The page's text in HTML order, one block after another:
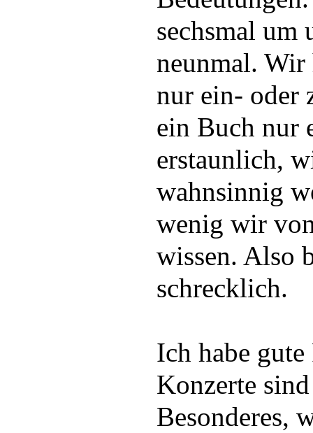
sechsmal um
neunmal.
nur ein- oder
ein Buch nur
erstaunlich,
wahnsinnig
wenig wir
wissen. Also
schrecklich.
Ich habe
Konzerte
Besonderes,